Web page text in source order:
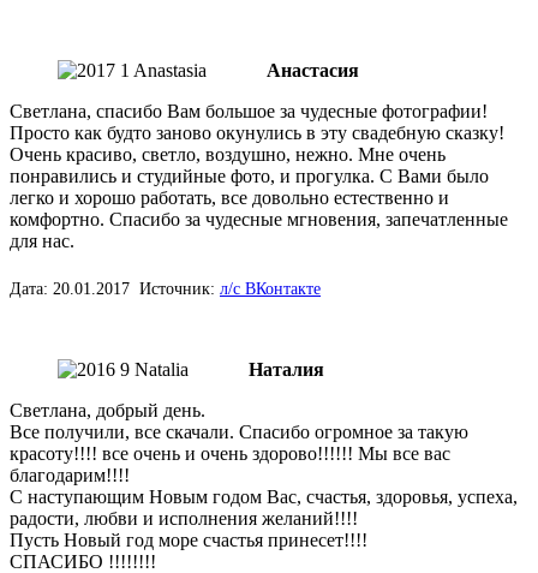
Анастасия
Светлана, спасибо Вам большое за чудесные фотографии!
Просто как будто заново окунулись в эту свадебную сказку!
Очень красиво, светло, воздушно, нежно. Мне очень
понравились и студийные фото, и прогулка. С Вами было
легко и хорошо работать, все довольно естественно и
комфортно. Спасибо за чудесные мгновения, запечатленные
для нас.
Дата: 20.01.2017 Источник: л/с ВКонтакте
Наталия
Светлана, добрый день.
Все получили, все скачали. Спасибо огромное за такую
красоту!!!! все очень и очень здорово!!!!!! Мы все вас
благодарим!!!!
С наступающим Новым годом Вас, счастья, здоровья, успеха,
радости, любви и исполнения желаний!!!!
Пусть Новый год море счастья принесет!!!!
СПАСИБО !!!!!!!!